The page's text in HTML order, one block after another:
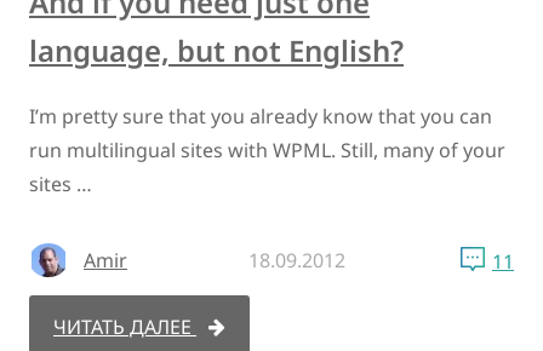
language, but not English?
I’m pretty sure that you already know that you can
run multilingual sites with WPML. Still, many of your
sites …
Amir 18.09.2012 11
ЧИТАТЬ ДАЛЕЕ